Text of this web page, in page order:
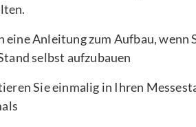
eine Anleitung zum Aufbau, wenn
selbst aufzubauen
Sie einmalig in Ihren